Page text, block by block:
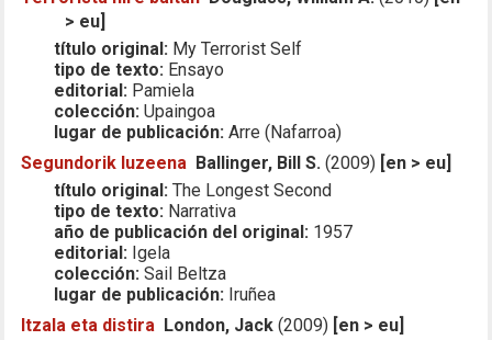
> eu]
título original: My Terrorist Self
tipo de texto: Ensayo
editorial: Pamiela
colección: Upaingoa
lugar de publicación: Arre (Nafarroa)
Segundorik luzeena Ballinger, Bill S. (2009) [en > eu]
título original: The Longest Second
tipo de texto: Narrativa
año de publicación del original: 1957
editorial: Igela
colección: Sail Beltza
lugar de publicación: Iruñea
Itzala eta distira London, Jack (2009) [en > eu]